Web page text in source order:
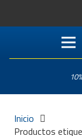
Inicio
Productos